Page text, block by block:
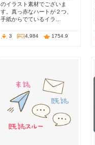
のイラスト素材でございま
す。真っ赤なハートが２つ、
手紙からでているイラ…
3 4,984 1754.9